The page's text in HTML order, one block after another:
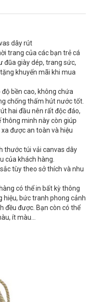
dây rút
trang của các bạn trẻ cá
đũa giày dép, trang sức,
khuyến mãi khi mua
bền cao, không chứa
chống thấm hút nước tốt.
hai đầu nên rất độc đáo,
minh này còn giúp
được an toàn và hiệu
thước túi vải canvas dây
của khách hàng.
tùy theo sở thích và nhu
có thể in bất kỳ thông
hiệu, bức tranh phong cảnh
đều được. Bạn còn có thể
ít màu…